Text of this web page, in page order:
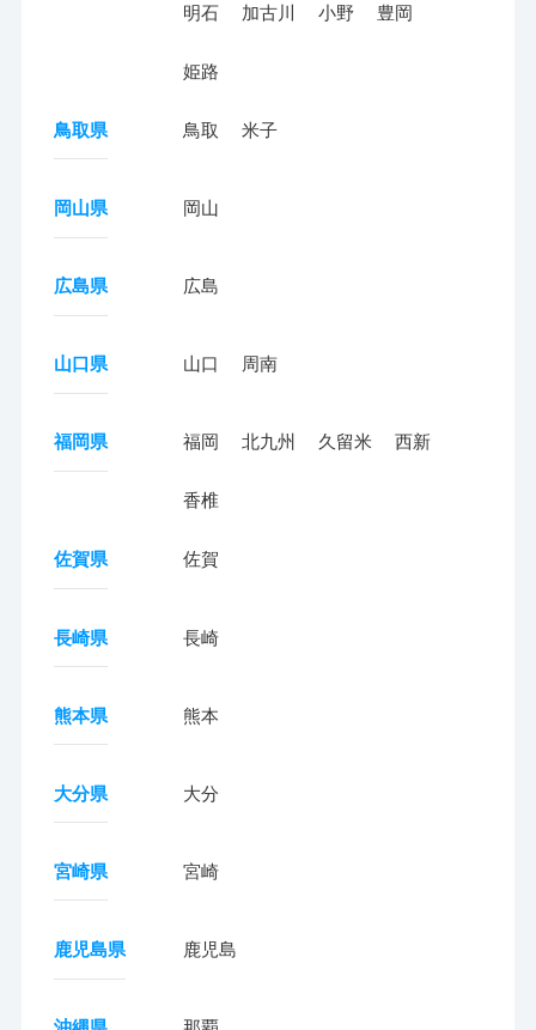
明石 加古川 小野 豊岡
姫路
鳥取県 鳥取 米子
岡山県 岡山
広島県 広島
山口県 山口 周南
福岡県 福岡 北九州 久留米 西新
香椎
佐賀県 佐賀
長崎県 長崎
熊本県 熊本
大分県 大分
宮崎県 宮崎
鹿児島県 鹿児島